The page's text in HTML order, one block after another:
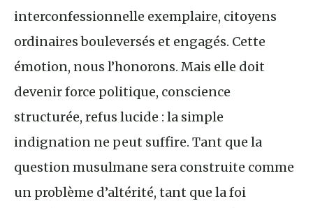
interconfessionnelle exemplaire, citoyens
ordinaires bouleversés et engagés. Cette
émotion, nous l’honorons. Mais elle doit
devenir force politique, conscience
structurée, refus lucide : la simple
indignation ne peut suffire. Tant que la
question musulmane sera construite comme
un problème d’altérité, tant que la foi